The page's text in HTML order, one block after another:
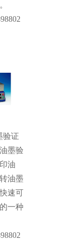
验证
墨验
油
油墨
速可
一种